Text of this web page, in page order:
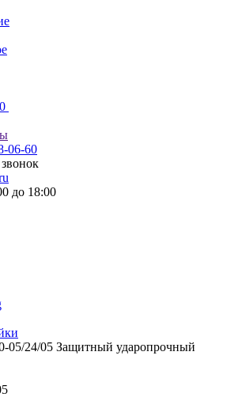
06-60
звонок
до 18:00
05/24/05 Защитный ударопрочный